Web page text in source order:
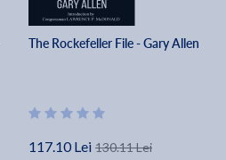
The Rockefeller File - Gary Allen
117.10 Lei 130.11 Lei